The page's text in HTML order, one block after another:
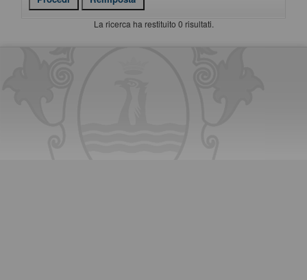
La ricerca ha restituito 0 risultati.